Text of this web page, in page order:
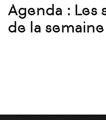
Agenda : Les
de la semaine